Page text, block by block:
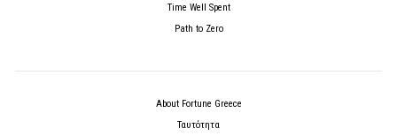
Time Well Spent
Path to Zero
About Fortune Greece
Ταυτότητα